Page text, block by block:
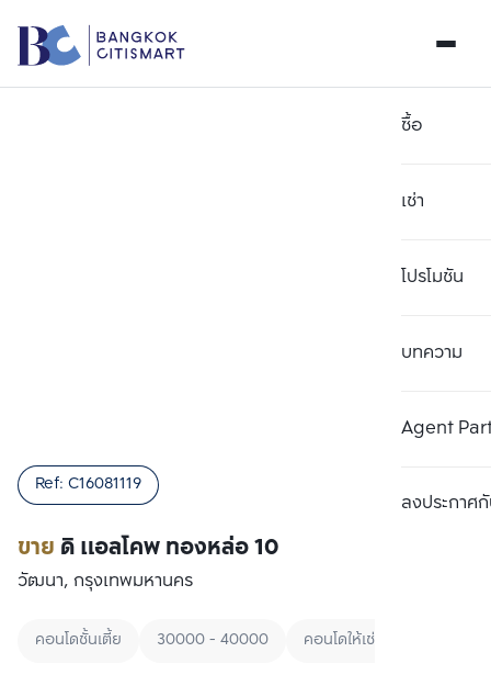
ซื้อ
เช่า
โปรโมชัน
บทความ
Agent
ลงประกาศกั
ขาย ดิ แอลโคพ ทองหล่อ 10
Ref: C16081119
วัฒนา, กรุงเทพมหานคร
คอนโดชั้นเตี้ย 30000 - 40000 คอนโดให้เช่าเรียงตามราคา